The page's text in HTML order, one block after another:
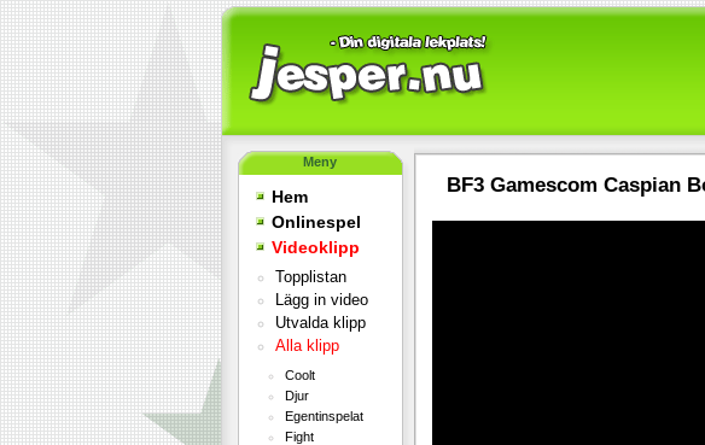
Meny
Hem
Onlinespel
Videoklipp
Topplistan
Lägg in video
Utvalda klipp
Alla klipp
Coolt
Djur
Egentinspelat
Fight
BF3 Gamescom Caspian